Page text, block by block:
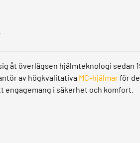
åt överlägsen hjälmteknologi sedan
av högkvalitativa MC-hjälmarför
i säkerhet och komfort.